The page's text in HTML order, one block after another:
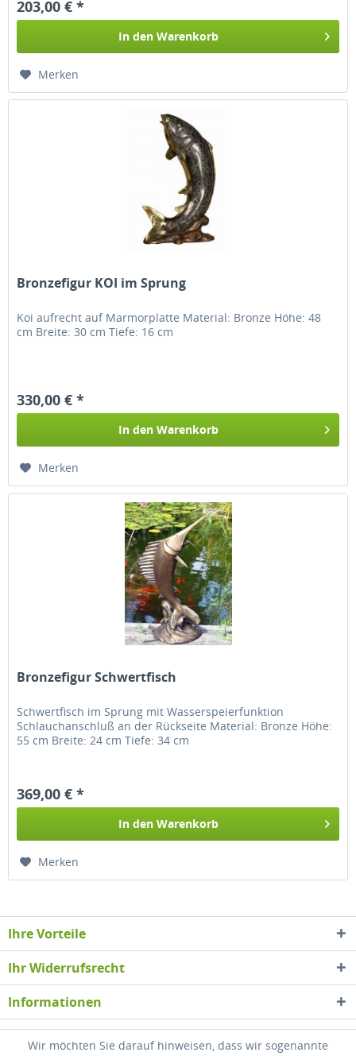
203,00 € *
In den Warenkorb
Merken
Bronzefigur KOI im Sprung
Koi aufrecht auf Marmorplatte Material: Bronze Höhe: 48
cm Breite: 30 cm Tiefe: 16 cm
330,00 € *
In den Warenkorb
Merken
Bronzefigur Schwertfisch
Schwertfisch im Sprung mit Wasserspeierfunktion
Schlauchanschluß an der Rückseite Material: Bronze Höhe:
55 cm Breite: 24 cm Tiefe: 34 cm
369,00 € *
In den Warenkorb
Merken
Ihre Vorteile
Ihr Widerrufsrecht
Informationen
Newsletter
Wir möchten Sie darauf hinweisen, dass wir sogenannte